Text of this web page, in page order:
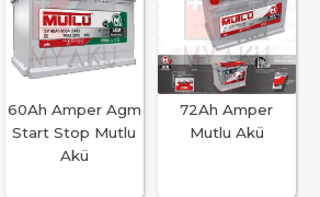
60Ah Amper Agm
Start Stop Mutlu
Akü
72Ah Amper
Mutlu Akü